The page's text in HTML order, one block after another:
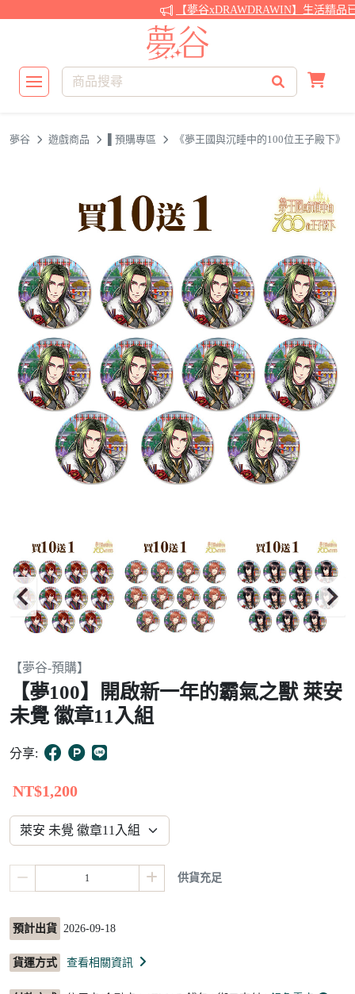
【夢谷xDRAWDRAWIN】生活精品
夢谷 遊戲商品 ▌預購專區 《夢王國與沉睡中的100位王子殿下》
Item
of
15
【夢谷-預購】
【夢100】開啟新一年的霸氣之獸 萊安
未覺 徽章11入組
分享:
NT$1,200
供貨充足
預計出貨 2026-09-18
貨運方式 查看相關資訊